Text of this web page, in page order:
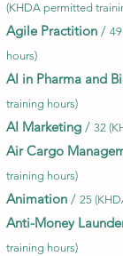
(KHDA permitted
Agile Practition /
hours)
AI in Pharma and
training hours)
AI Marketing / 32
Air Cargo
training hours)
Animation / 25
Anti-Money
training hours)